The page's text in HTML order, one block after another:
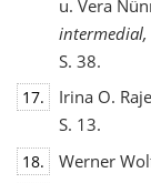
u. Vera
S. 38.
17. Irina O.
S. 13.
18. Werner